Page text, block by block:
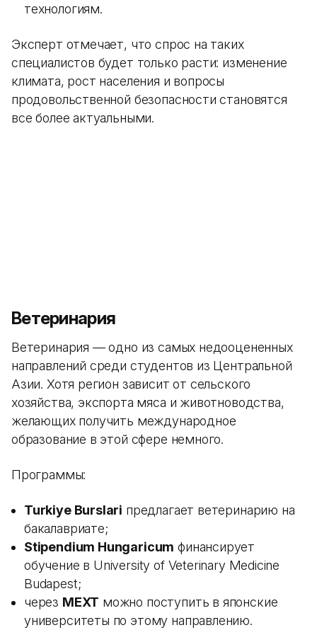
технологиям.
Эксперт отмечает, что спрос на таких
специалистов будет только расти: изменение
климата, рост населения и вопросы
продовольственной безопасности становятся
все более актуальными.
Ветеринария
Ветеринария — одно из самых недооцененных
направлений среди студентов из Центральной
Азии. Хотя регион зависит от сельского
хозяйства, экспорта мяса и животноводства,
желающих получить международное
образование в этой сфере немного.
Программы:
Turkiye Burslari предлагает ветеринарию на
бакалавриате;
Stipendium Hungaricum финансирует
обучение в University of Veterinary Medicine
Budapest;
через MEXT можно поступить в японские
университеты по этому направлению.